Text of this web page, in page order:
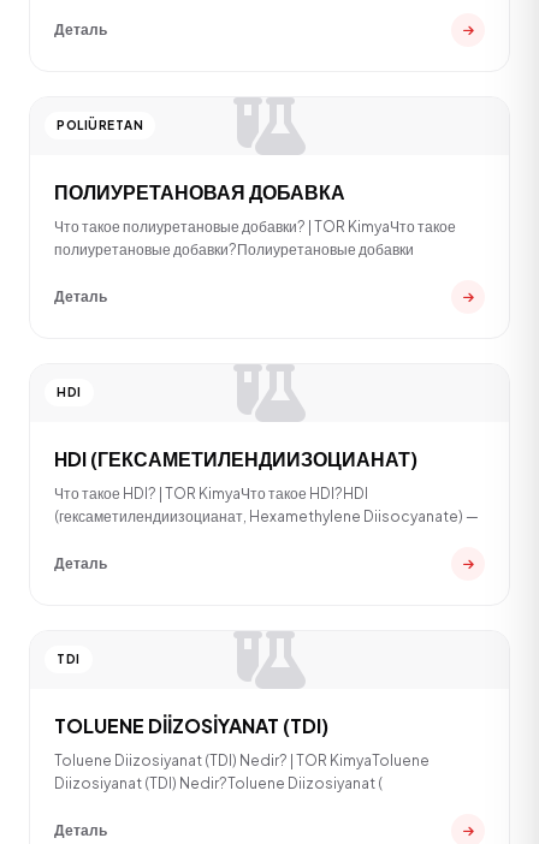
Деталь
POLIÜRETAN
ПОЛИУРЕТАНОВАЯ ДОБАВКА
Что такое полиуретановые добавки? | TOR KimyaЧто такое
полиуретановые добавки?Полиуретановые добавки
Деталь
HDI
HDI (ГЕКСАМЕТИЛЕНДИИЗОЦИАНАТ)
Что такое HDI? | TOR KimyaЧто такое HDI?HDI
(гексаметилендиизоцианат, Hexamethylene Diisocyanate) —
Деталь
TDI
TOLUENE DİİZOSİYANAT (TDI)
Toluene Diizosiyanat (TDI) Nedir? | TOR KimyaToluene
Diizosiyanat (TDI) Nedir?Toluene Diizosiyanat (
Деталь